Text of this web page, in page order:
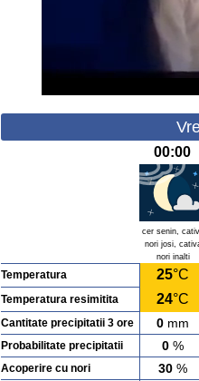
00:00
cer senin,
nori josi,
nori inalti
Temperatura 25°C
Temperatura resimitita 24°C
Cantitate precipitatii 3 ore 0mm
Probabilitate precipitatii 0%
Acoperire cu nori 30%